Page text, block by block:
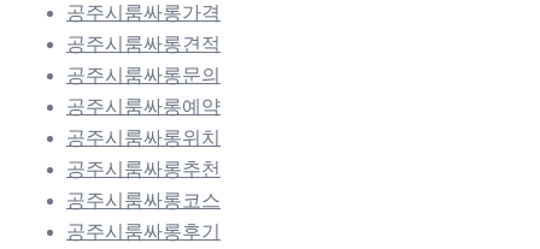
공주시룸싸롱가격
공주시룸싸롱견적
공주시룸싸롱문의
공주시룸싸롱예약
공주시룸싸롱위치
공주시룸싸롱추천
공주시룸싸롱코스
공주시룸싸롱후기